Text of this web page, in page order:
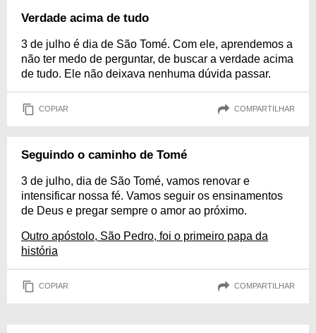
Verdade acima de tudo
3 de julho é dia de São Tomé. Com ele, aprendemos a
não ter medo de perguntar, de buscar a verdade acima
de tudo. Ele não deixava nenhuma dúvida passar.
COPIAR COMPARTILHAR
Seguindo o caminho de Tomé
3 de julho, dia de São Tomé, vamos renovar e
intensificar nossa fé. Vamos seguir os ensinamentos
de Deus e pregar sempre o amor ao próximo.
Outro apóstolo, São Pedro, foi o primeiro papa da
história
COPIAR COMPARTILHAR